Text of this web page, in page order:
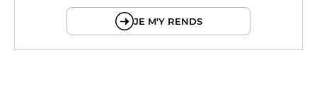
JE M'Y RENDS